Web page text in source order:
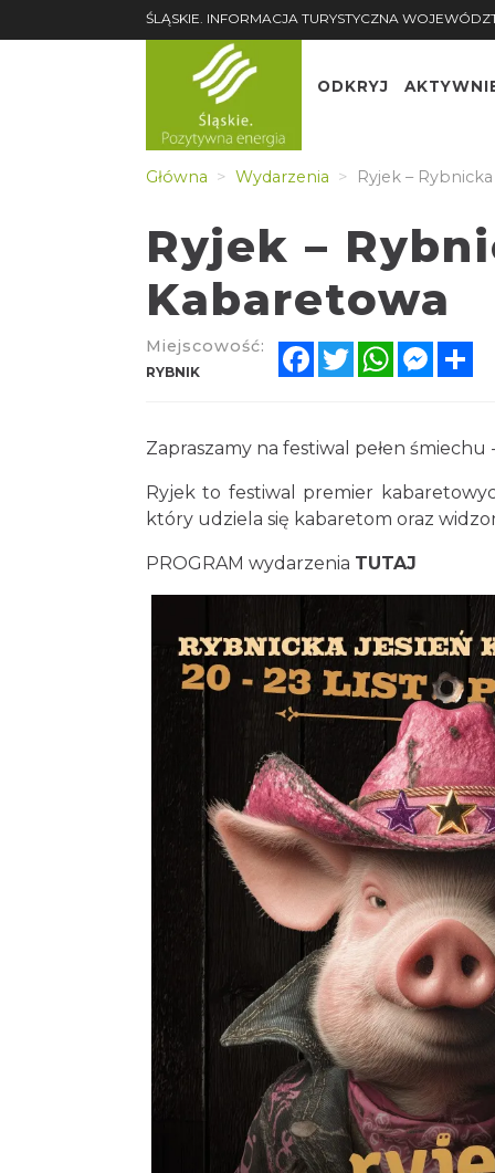
ŚLĄSKIE. INFORMACJA TURYSTYCZNA
ODKRYJ
Główna Wydarzenia Ryjek –
Ryjek –
Kabaretowa
Miejscowość:
RYBNIK
FacebookTwitterWhatsApp
Zapraszamy na festiwal pełen
Ryjek to festiwal premier
który udziela się kabaretom oraz
PROGRAM wydarzenia TUTAJ